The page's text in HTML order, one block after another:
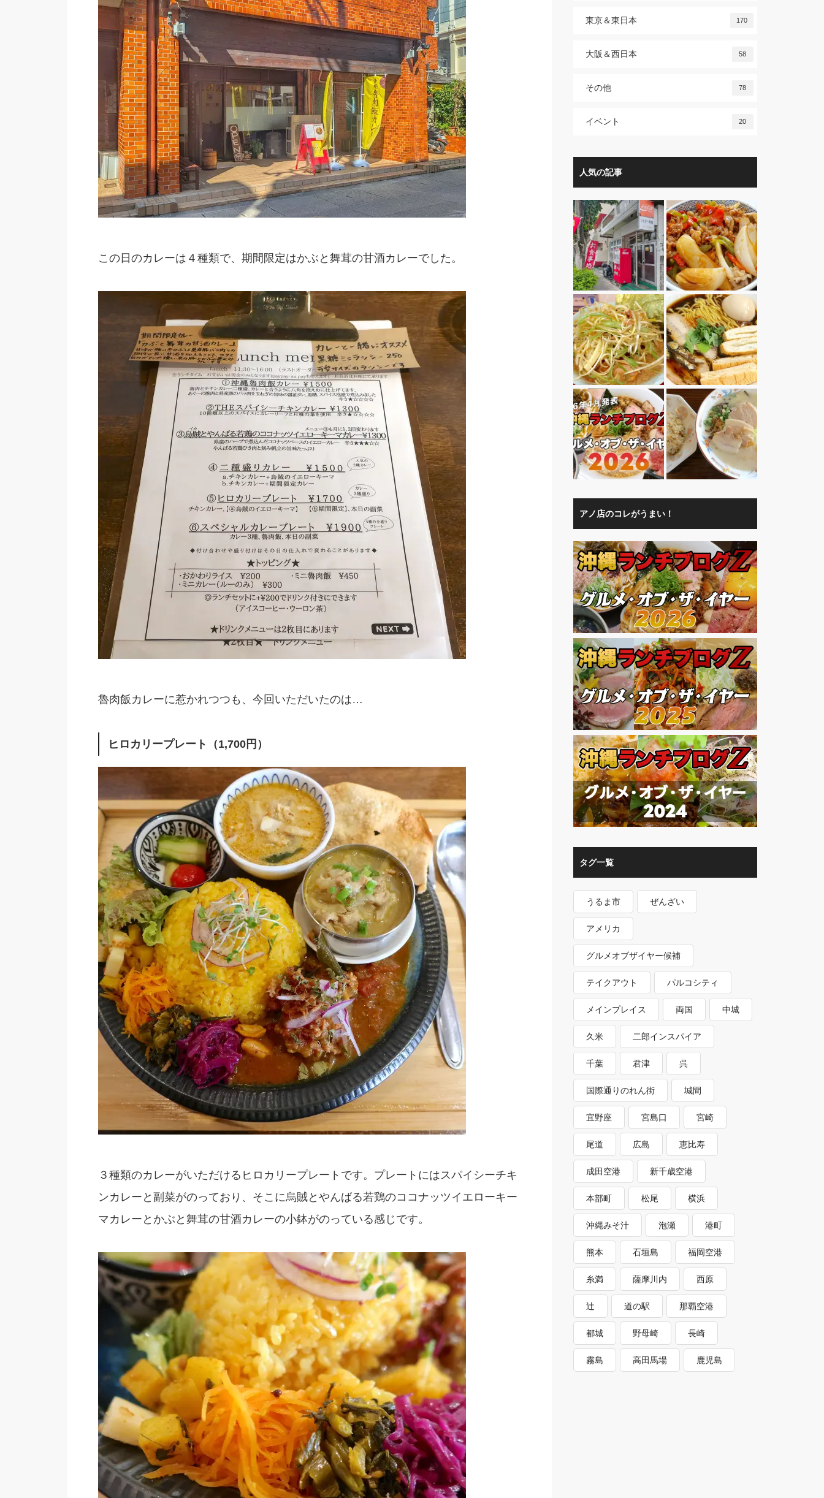
この日のカレーは４種類で、期間限定はかぶと舞茸の甘酒カレーでした。
魯肉飯カレーに惹かれつつも、今回いただいたのは…
ヒロカリープレート（1,700円）
３種類のカレーがいただけるヒロカリープレートです。プレートにはスパイシーチキ
ンカレーと副菜がのっており、そこに烏賊とやんばる若鶏のココナッツイエローキー
マカレーとかぶと舞茸の甘酒カレーの小鉢がのっている感じです。
東京＆東日本 170
大阪＆西日本 58
その他 78
イベント 20
人気の記事
アノ店のコレがうまい！
タグ一覧
うるま市 ぜんざい
アメリカ
グルメオブザイヤー候補
テイクアウト パルコシティ
メインプレイス 両国 中城
久米 二郎インスパイア
千葉 君津 呉
国際通りのれん街 城間
宜野座 宮島口 宮崎
尾道 広島 恵比寿
成田空港 新千歳空港
本部町 松尾 横浜
沖縄みそ汁 泡瀬 港町
熊本 石垣島 福岡空港
糸満 薩摩川内 西原
辻 道の駅 那覇空港
都城 野母崎 長崎
霧島 高田馬場 鹿児島